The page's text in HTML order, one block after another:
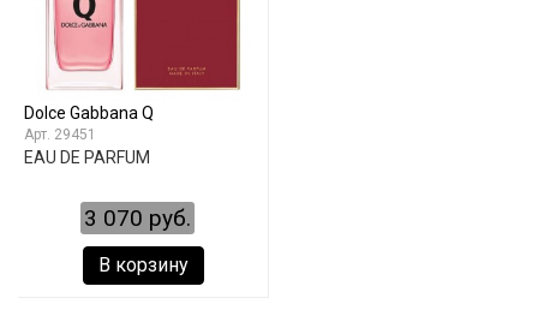
Dolce Gabbana Q
29451
EAU DE PARFUM
3 070 руб.
В корзину